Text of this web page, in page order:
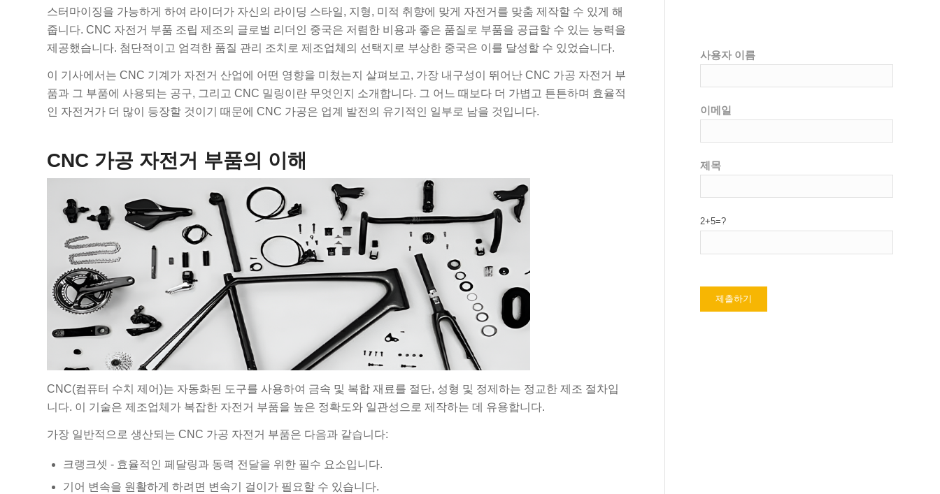
스터마이징을 가능하게 하여 라이더가 자신의 라이딩 스타일, 지형, 미적 취향에 맞게 자전거를 맞춤 제작할 수 있게 해
줍니다. CNC 자전거 부품 조립 제조의 글로벌 리더인 중국은 저렴한 비용과 좋은 품질로 부품을 공급할 수 있는 능력을
제공했습니다. 첨단적이고 엄격한 품질 관리 조치로 제조업체의 선택지로 부상한 중국은 이를 달성할 수 있었습니다.
이 기사에서는 CNC 기계가 자전거 산업에 어떤 영향을 미쳤는지 살펴보고, 가장 내구성이 뛰어난 CNC 가공 자전거 부
품과 그 부품에 사용되는 공구, 그리고 CNC 밀링이란 무엇인지 소개합니다. 그 어느 때보다 더 가볍고 튼튼하며 효율적
인 자전거가 더 많이 등장할 것이기 때문에 CNC 가공은 업계 발전의 유기적인 일부로 남을 것입니다.
CNC 가공 자전거 부품의 이해
CNC(컴퓨터 수치 제어)는 자동화된 도구를 사용하여 금속 및 복합 재료를 절단, 성형 및 정제하는 정교한 제조 절차입
니다. 이 기술은 제조업체가 복잡한 자전거 부품을 높은 정확도와 일관성으로 제작하는 데 유용합니다.
가장 일반적으로 생산되는 CNC 가공 자전거 부품은 다음과 같습니다:
크랭크셋 - 효율적인 페달링과 동력 전달을 위한 필수 요소입니다.
기어 변속을 원활하게 하려면 변속기 걸이가 필요할 수 있습니다.
사용자 이름
이메일
제목
2+5=?